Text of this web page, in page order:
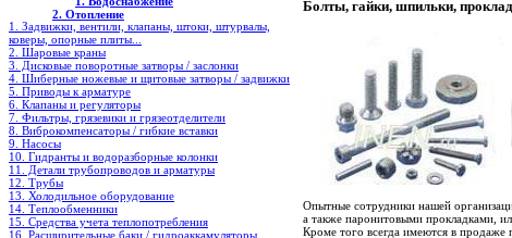
2. Отопление
1. Задвижки, вентили, клапаны, штоки, штурвалы,
коверы, опорные плиты...
2. Шаровые краны
3. Дисковые поворотные затворы / заслонки
4. Шиберные ножевые и щитовые затворы / задвижки
5. Приводы к арматуре
6. Клапаны и регуляторы
7. Фильтры, грязевики и грязеотделители
8. Виброкомпенсаторы / гибкие вставки
9. Насосы
10. Гидранты и водоразборные колонки
11. Детали трубопроводов и арматуры
12. Трубы
13. Холодильное oборудование
14. Теплообменники
15. Средства учета теплопотребления
16. Расширительные баки / гидроаккамуляторы
Болты, гайки, шпильки,
Опытные сотрудники нашей
а также паронитовыми прокладками,
Кроме того всегда имеются в продаже